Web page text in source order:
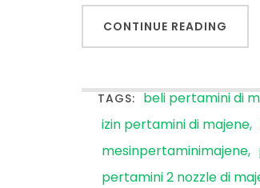
CONTINUE READING
TAGS: beli pertamini di
izin pertamini di majene
mesinpertaminimajene
pertamini 2 nozzle di